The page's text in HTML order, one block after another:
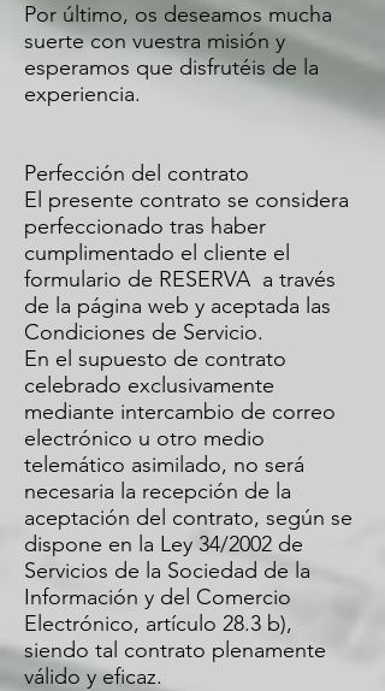
Por último, os deseamos mucha
suerte con vuestra misión y
esperamos que disfrutéis de la
experiencia.
Perfección del contrato
El presente contrato se considera
perfeccionado tras haber
cumplimentado el cliente el
formulario de RESERVA a través
de la página web y aceptada las
Condiciones de Servicio.
En el supuesto de contrato
celebrado exclusivamente
mediante intercambio de correo
electrónico u otro medio
telemático asimilado, no será
necesaria la recepción de la
aceptación del contrato, según se
dispone en la Ley 34/2002 de
Servicios de la Sociedad de la
Información y del Comercio
Electrónico, artículo 28.3 b),
siendo tal contrato plenamente
válido y eficaz.